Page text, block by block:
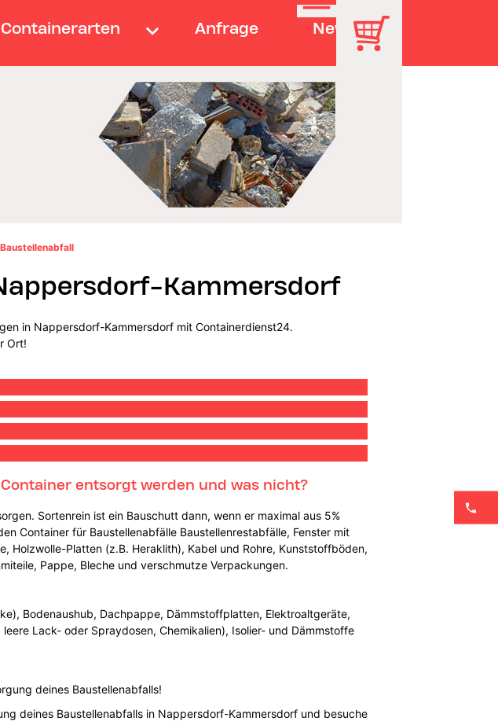
Containerarten Anfrage News
Baustellenabfall
Kammersdorf
in Nappersdorf-Kammersdorf mit Containerdienst24.
Ort!
entsorgt werden und was nicht?
Sortenrein ist ein Bauschutt dann, wenn er maximal aus 5%
Container für Baustellenabfälle Baustellenrestabfälle, Fenster mit
Holzwolle-Platten (z.B. Heraklith), Kabel und Rohre, Kunststoffböden,
Pappe, Bleche und verschmutze Verpackungen.
Bodenaushub, Dachpappe, Dämmstoffplatten, Elektroaltgeräte,
Lack- oder Spraydosen, Chemikalien), Isolier- und Dämmstoffe
deines Baustellenabfalls!
deines Baustellenabfalls in Nappersdorf-Kammersdorf und besuche